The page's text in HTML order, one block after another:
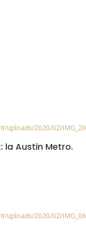
uploads/2020/02/
la Austin Metro.
uploads/2020/02/